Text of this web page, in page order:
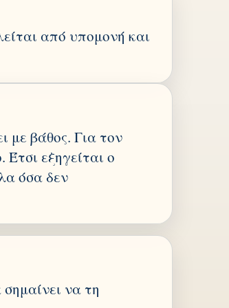
από υπομονή και
με βάθος. Για τον
εξηγείται ο
όσα δεν
να τη